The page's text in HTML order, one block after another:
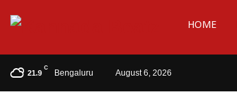
HOME
21.9
C
Bengaluru August 6, 2026